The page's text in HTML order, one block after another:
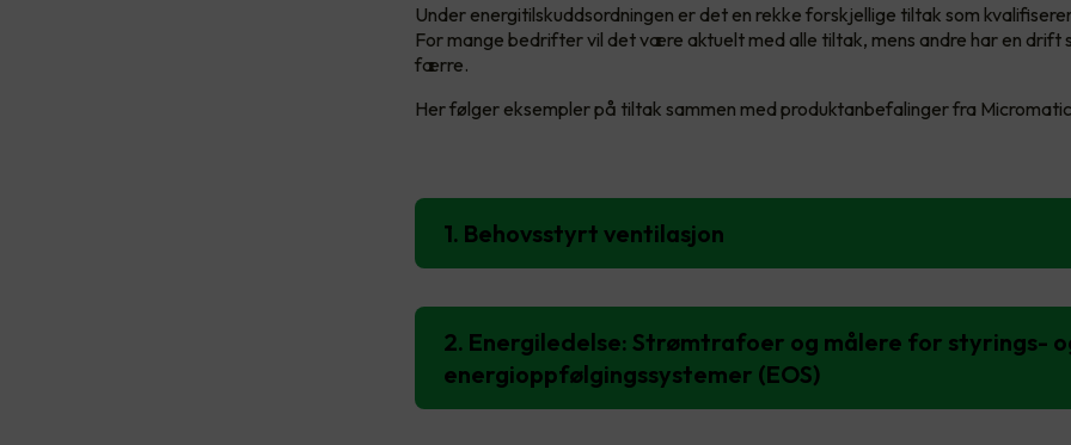
Under energitilskuddsordningen er det en rekke forskjellige tiltak som
For mange bedrifter vil det være aktuelt med alle tiltak, mens andre har en drift
færre.
Her følger eksempler på tiltak sammen med produktanbefalinger fra
1. Behovsstyrt ventilasjon
2. Energiledelse: Strømtrafoer og målere for styrings-
energioppfølgingssystemer (EOS)